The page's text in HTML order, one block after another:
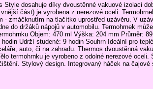
Style dosahuje díky dvoustěnné vakuové izolaci
část) je vyrobena z nerezové oceli.
- zmáčknutím na tlačítko uprostřed uzávěru. V
do držáků nápojů v automobilu. Termohrnek
Objem: 470 ml Výška: 204 mm Průměr:
Udrží studené: 9 hodin Souhrn Ideální pro
auto, či na zahradu. Thermos dvoustěnná
termohrnku je vyrobeno z odolné nerezové
Stylový design. Integrovaný háček na čajové